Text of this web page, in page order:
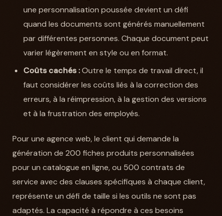
une personnalisation poussée devient un défi
quand les documents sont générés manuellement
par différentes personnes. Chaque document peut
varier légèrement en style ou en format.
Coûts cachés :Outre le temps de travail direct, il
faut considérer les coûts liés à la correction des
erreurs, à la réimpression, à la gestion des versions
et à la frustration des employés.
Pour une agence web, le client qui demande la
génération de 200 fiches produits personnalisées
pour un catalogue en ligne, ou 500 contrats de
service avec des clauses spécifiques à chaque client,
représente un défi de taille si les outils ne sont pas
adaptés. La capacité à répondre à ces besoins